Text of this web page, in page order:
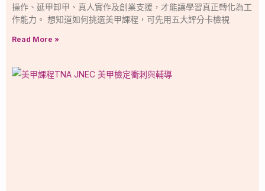
操作、延甲卸甲、真人實作及創業支援，才能讓學習真正轉化為工
作能力。 想知道如何挑選美甲課程，可先用五大評分卡檢視
Read More »